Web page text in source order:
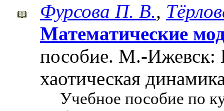
Фурсова П. В.,
Математические
пособие. М.-Ижевск:
хаотическая
Учебное пособие по